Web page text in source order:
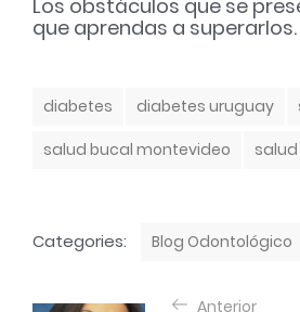
Los obstáculos que se
que aprendas a superarlos.
diabetes diabetes uruguay
salud bucal montevideo
Categories: Blog Odontológico
Anterior